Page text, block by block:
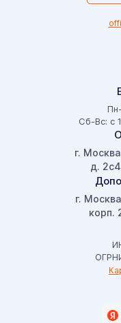
Сб-Вс: с
г. Москва
д.
г. Москва
корп.